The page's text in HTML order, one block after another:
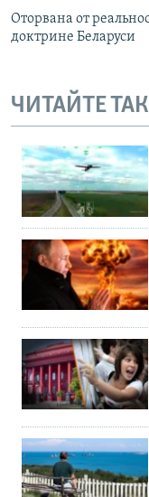
Оторвана от
доктрине Беларуси
ЧИТАЙТЕ